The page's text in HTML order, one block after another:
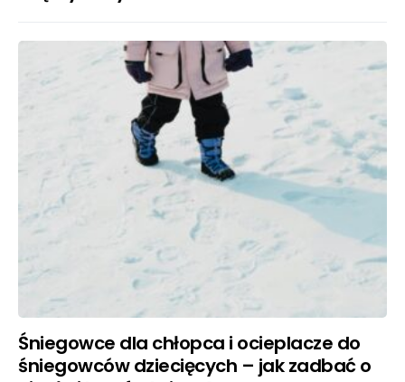
Śniegowce dla chłopca i ocieplacze do
śniegowców dziecięcych – jak zadbać o